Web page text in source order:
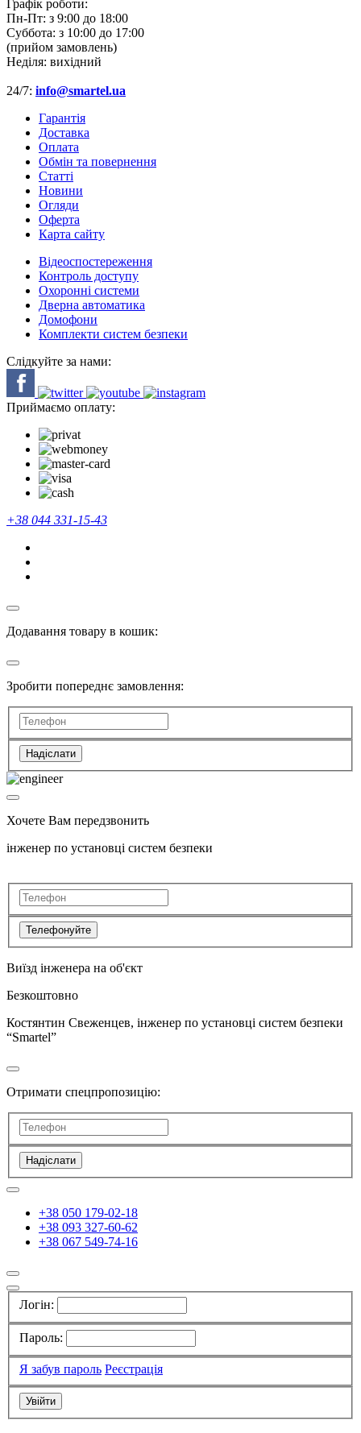
Графік роботи:
Пн-Пт: з 9:00 до 18:00
Суббота: з 10:00 до 17:00
(прийом замовлень)
Неділя: вихідний
24/7: info@smartel.ua
Гарантія
Доставка
Оплата
Обмін та повернення
Cтатті
Новини
Огляди
Оферта
Карта сайту
Відеоспостереження
Контроль доступу
Охоронні системи
Дверна автоматика
Домофони
Комплекти систем безпеки
Слідкуйте за нами:
Приймаємо оплату:
+38 044 331-15-43
Додавання товару в кошик:
Зробити попереднє замовлення:
Надіслати
Хочете Вам передзвонить
інженер по установці систем безпеки
Телефонуйте
Виїзд інженера на об'єкт
Безкоштовно
Костянтин Свеженцев, інженер по установці систем безпеки
“Smartel”
Отримати спецпропозицію:
Надіслати
+38 050 179-02-18
+38 093 327-60-62
+38 067 549-74-16
Логін:
Пароль:
Я забув пароль Реєстрація